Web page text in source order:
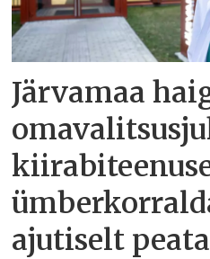
Järvamaa
ajutiselt